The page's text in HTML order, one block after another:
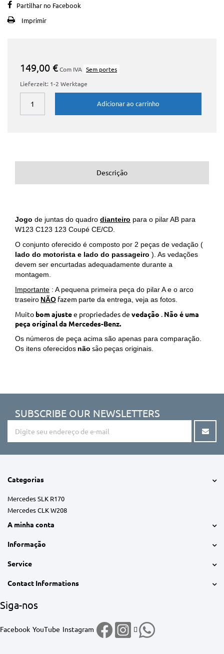
Partilhar no Facebook
Imprimir
149,00 €Com IVA Sem portes
Lieferzeit: 1-2 Werktage
Adicionar ao carrinho
Descrição
Jogo de juntas do quadro dianteiro para o pilar AB para
W123 C123 123 Coupé CE/CD.
O conjunto oferecido é composto por 2 peças de vedação (
lado do motorista e lado do passageiro ). As vedações
devem ser encurtadas adequadamente durante a
montagem.
Importante : A pequena primeira peça do pilar A e o arco
traseiro NÃO fazem parte da entrega, veja as fotos.
Muito bom ajustee propriedades de vedação . Não é uma
peça original da Mercedes-Benz.
Os números de peça acima são apenas para comparação.
Os itens oferecidos não são peças originais.
SUBSCRIBE OUR NEWSLETTERS
Categorias
Mercedes SLK R170
Mercedes CLK W208
A minha conta
Informação
Service
Contact Informations
Siga-nos
Facebook YouTube Instagram